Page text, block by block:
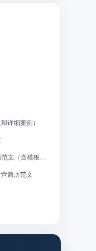
详细案例）
临床研究协调员（CRC）简历范文（含模板和详细案例）
简历范文